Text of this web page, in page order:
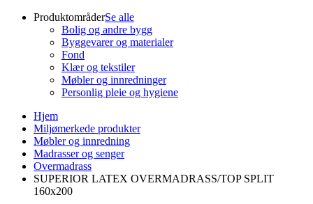
ProduktområderSe alle
Bolig og andre bygg
Byggevarer og materialer
Fond
Klær og tekstiler
Møbler og innredninger
Personlig pleie og hygiene
Hjem
Miljømerkede produkter
Møbler og innredning
Madrasser og senger
Overmadrass
SUPERIOR LATEX OVERMADRASS/TOP SPLIT
160x200